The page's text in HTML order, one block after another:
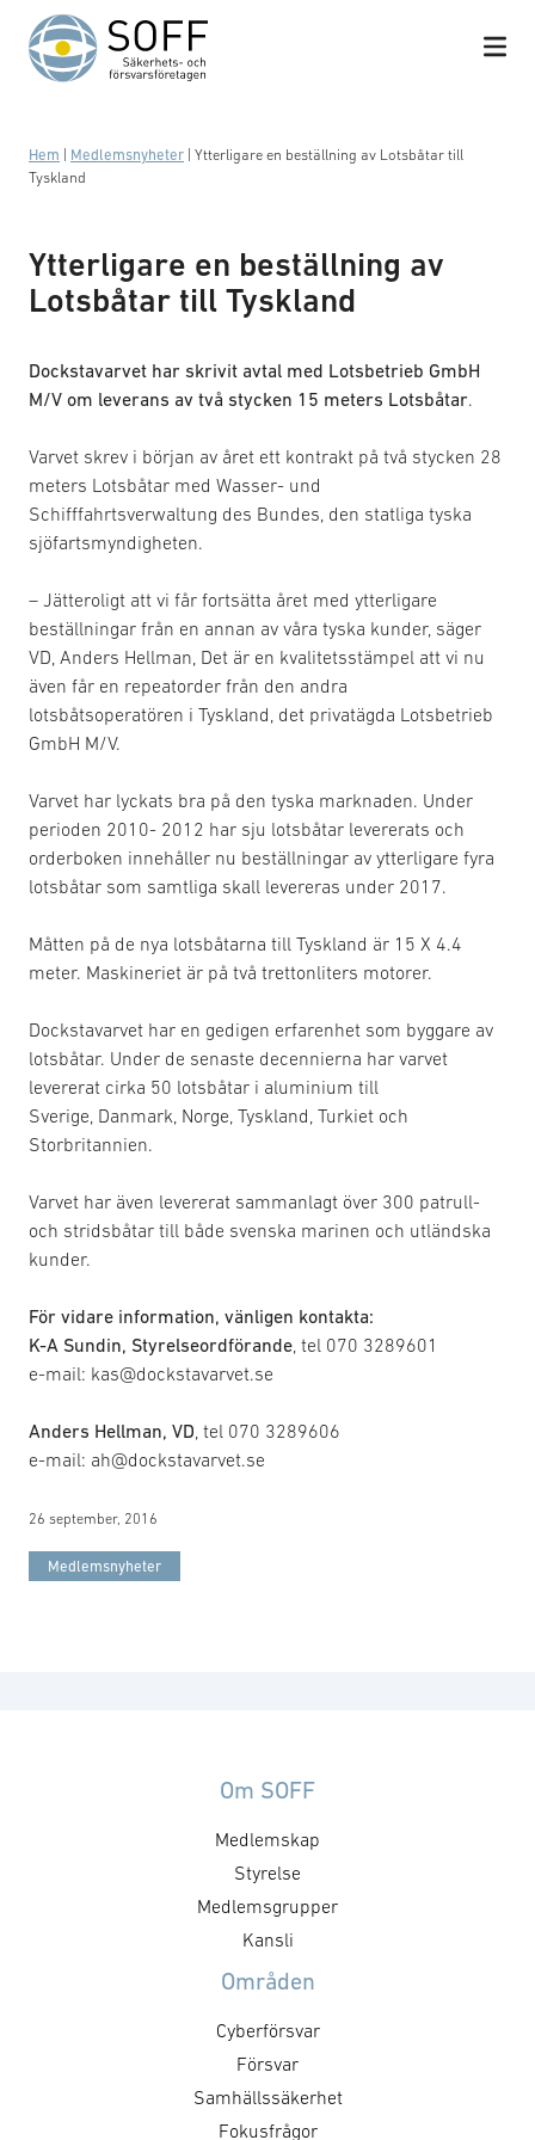
Hoppa till innehåll
Hem Medlemsnyheter Ytterligare en beställning av Lotsbåtar till
Tyskland
Ytterligare en beställning av
Lotsbåtar till Tyskland
Dockstavarvet har skrivit avtal med Lotsbetrieb GmbH
M/V om leverans av två stycken 15 meters Lotsbåtar.
Varvet skrev i början av året ett kontrakt på två stycken 28
meters Lotsbåtar med Wasser- und
Schifffahrtsverwaltung des Bundes, den statliga tyska
sjöfartsmyndigheten.
– Jätteroligt att vi får fortsätta året med ytterligare
beställningar från en annan av våra tyska kunder, säger
VD, Anders Hellman, Det är en kvalitetsstämpel att vi nu
även får en repeatorder från den andra
lotsbåtsoperatören i Tyskland, det privatägda Lotsbetrieb
GmbH M/V.
Varvet har lyckats bra på den tyska marknaden. Under
perioden 2010- 2012 har sju lotsbåtar levererats och
orderboken innehåller nu beställningar av ytterligare fyra
lotsbåtar som samtliga skall levereras under 2017.
Måtten på de nya lotsbåtarna till Tyskland är 15 X 4.4
meter. Maskineriet är på två trettonliters motorer.
Dockstavarvet har en gedigen erfarenhet som byggare av
lotsbåtar. Under de senaste decennierna har varvet
levererat cirka 50 lotsbåtar i aluminium till
Sverige, Danmark, Norge, Tyskland, Turkiet och
Storbritannien.
Varvet har även levererat sammanlagt över 300 patrull-
och stridsbåtar till både svenska marinen och utländska
kunder.
För vidare information, vänligen kontakta:
K-A Sundin, Styrelseordförande , tel 070 3289601
e-mail: kas@dockstavarvet.se
Anders Hellman, VD , tel 070 3289606
e-mail: ah@dockstavarvet.se
26 september, 2016
Medlemsnyheter
Om SOFF
Medlemskap
Styrelse
Medlemsgrupper
Kansli
Områden
Cyberförsvar
Försvar
Samhällssäkerhet
Fokusfrågor